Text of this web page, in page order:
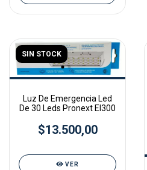
SIN STOCK
Luz De Emergencia Led
De 30 Leds Pronext El300
$13.500,00
VER